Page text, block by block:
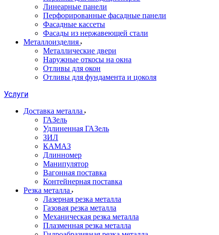
Линеарные панели
Перфорированные фасадные панели
Фасадные кассеты
Фасады из нержавеющей стали
Металлоизделия
Металлические двери
Наружные откосы на окна
Отливы для окон
Отливы для фундамента и цоколя
Услуги
Доставка металла
ГАЗель
Удлиненная ГАЗель
ЗИЛ
КАМАЗ
Длинномер
Манипулятор
Вагонная поставка
Контейнерная поставка
Резка металла
Лазерная резка металла
Газовая резка металла
Механическая резка металла
Плазменная резка металла